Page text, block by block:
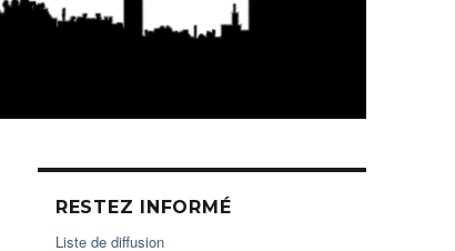
RESTEZ INFORMÉ
Liste de diffusion